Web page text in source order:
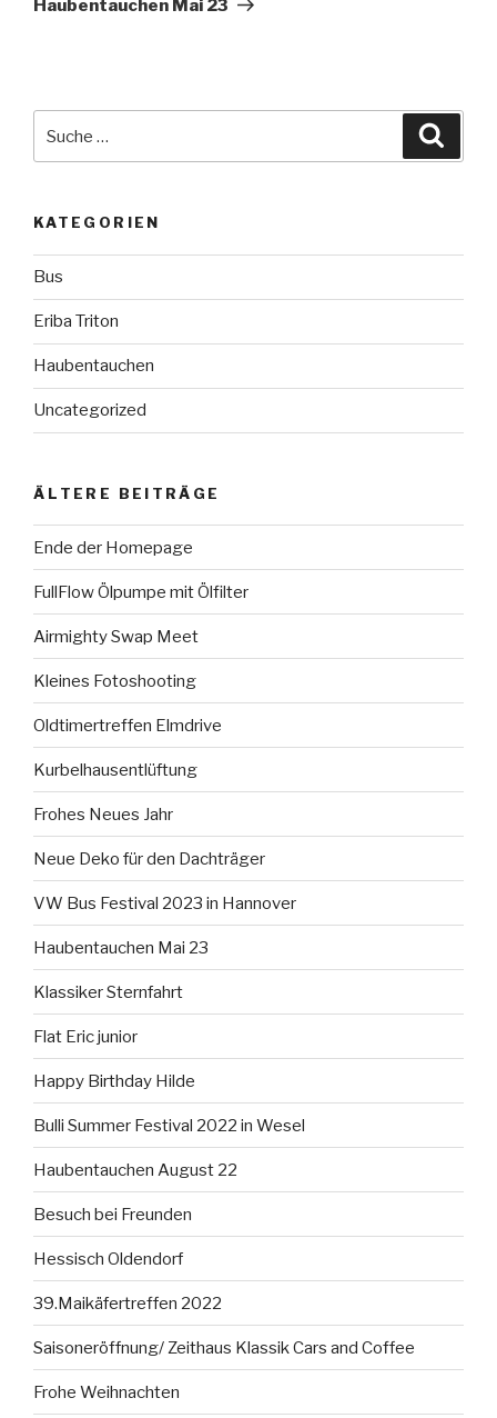
Haubentauchen Mai 23
nach:
KATEGORIEN
Bus
Eriba Triton
Haubentauchen
Uncategorized
ÄLTERE BEITRÄGE
Ende der Homepage
FullFlow Ölpumpe mit Ölfilter
Airmighty Swap Meet
Kleines Fotoshooting
Oldtimertreffen Elmdrive
Kurbelhausentlüftung
Frohes Neues Jahr
Neue Deko für den Dachträger
VW Bus Festival 2023 in Hannover
Haubentauchen Mai 23
Klassiker Sternfahrt
Flat Eric junior
Happy Birthday Hilde
Bulli Summer Festival 2022 in Wesel
Haubentauchen August 22
Besuch bei Freunden
Hessisch Oldendorf
39.Maikäfertreffen 2022
Saisoneröffnung/ Zeithaus Klassik Cars and Coffee
Frohe Weihnachten